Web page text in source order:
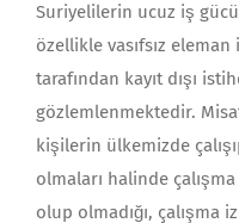
Suriyelilerin ucuz iş
özellikle vasıfsız
tarafından kayıt dışı
gözlemlenmektedir.
kişilerin ülkemizde
olmaları halinde
olup olmadığı, çalışma